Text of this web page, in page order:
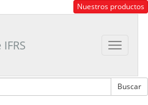
Nuestros productos
Toggle